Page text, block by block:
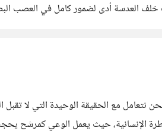
نتعامل مع الحقيقة الوحيدة التي
الإنسانية، حيث يعمل الوعي كمرشح